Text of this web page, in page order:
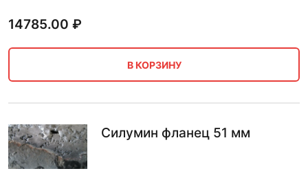
14785.00 ₽
В КОРЗИНУ
Силумин фланец 51 мм